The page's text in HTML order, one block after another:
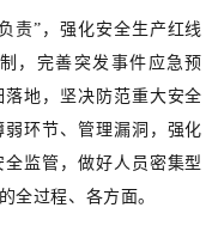
责”，强化安全生产红线
，完善突发事件应急预
地，坚决防范重大安全
环节、管理漏洞，强化
监管，做好人员密集型
全过程、各方面。